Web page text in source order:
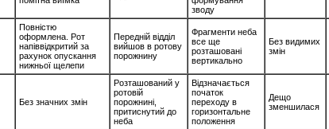
зводу
Повністю
оформлена. Рот
напіввідкритий за
рахунок опускання
нижньої щелепи
Передній відділ
вийшов в ротову
порожнину
Фрагменти неба
все ще
розташовані
вертикально
Без видимих
змін
Без значних змін
Розташований у
ротовій
порожнині,
притиснутий до
неба
Відзначається
початок
переходу в
горизонтальне
положення
Дещо
зменшилася